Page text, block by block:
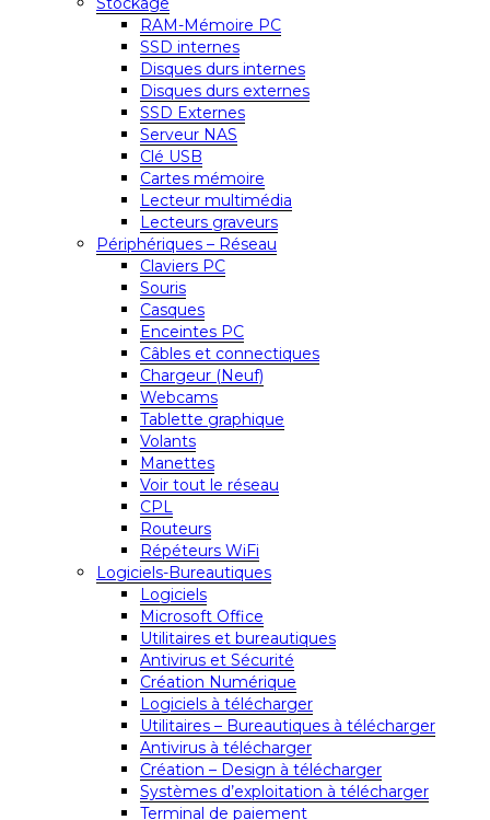
RAM-Mémoire PC
SSD internes
Disques durs internes
Disques durs externes
SSD Externes
Serveur NAS
Clé USB
Cartes mémoire
Lecteur multimédia
Lecteurs graveurs
Périphériques – Réseau
Claviers PC
Souris
Casques
Enceintes PC
Câbles et connectiques
Chargeur (Neuf)
Webcams
Tablette graphique
Volants
Manettes
Voir tout le réseau
CPL
Routeurs
Répéteurs WiFi
Logiciels-Bureautiques
Logiciels
Microsoft Office
Utilitaires et bureautiques
Antivirus et Sécurité
Création Numérique
Logiciels à télécharger
Utilitaires – Bureautiques à télécharger
Antivirus à télécharger
Création – Design à télécharger
Systèmes d’exploitation à télécharger
Terminal de paiement